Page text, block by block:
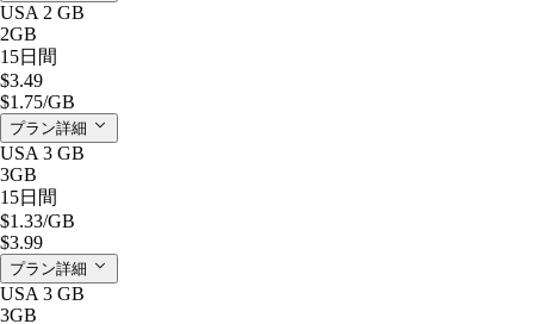
USA 2 GB
2GB
15日間
$3.49
$1.75/GB
プラン詳細
USA 3 GB
3GB
15日間
$1.33/GB
$3.99
プラン詳細
USA 3 GB
3GB